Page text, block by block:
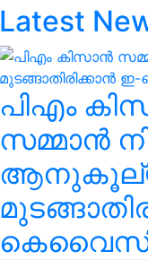
Latest
പിഎം
സമ്മാൻ
കെവൈസി